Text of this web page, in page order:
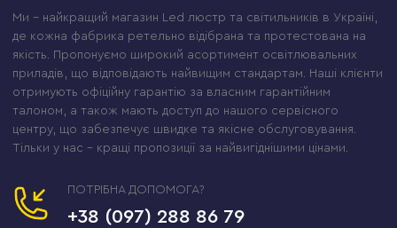
Ми – найкращий магазин Led люстр та світильників в Україні,
де кожна фабрика ретельно відібрана та протестована на
якість. Пропонуємо широкий асортимент освітлювальних
приладів, що відповідають найвищим стандартам. Наші клієнти
отримують офіційну гарантію за власним гарантійним
талоном, а також мають доступ до нашого сервісного
центру, що забезпечує швидке та якісне обслуговування.
Тільки у нас – кращі пропозиції за найвигіднішими цінами.
ПОТРІБНА ДОПОМОГА?
+38 (097) 288 86 79